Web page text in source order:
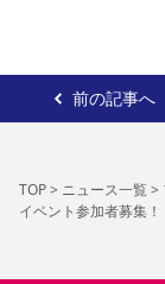
前の記事へ
TOP> ニュース一覧>
イベント参加者募集！